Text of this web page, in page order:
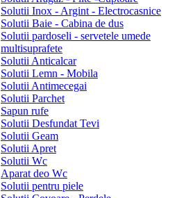
Solutii Inox - Argint - Electrocasnice
Solutii Baie - Cabina de dus
Solutii pardoseli - servetele umede
multisuprafete
Solutii Anticalcar
Solutii Lemn - Mobila
Solutii Antimecegai
Solutii Parchet
Sapun rufe
Solutii Desfundat Tevi
Solutii Geam
Solutii Apret
Solutii Wc
Aparat deo Wc
Solutii pentru piele